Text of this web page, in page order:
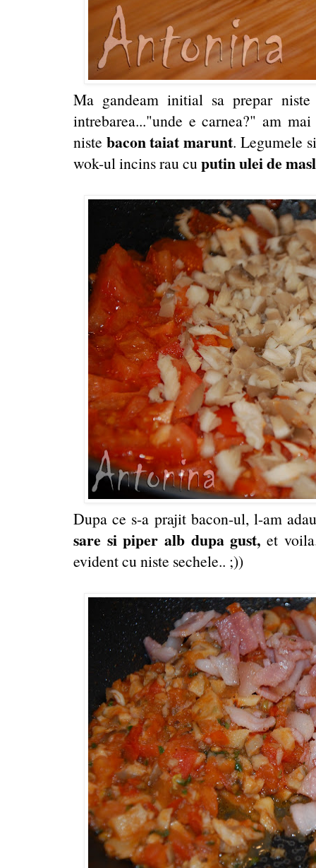
Ma gandeam initial sa prepar
intrebarea..."unde e carnea?" am
niste bacon taiat marunt. Legumele
wok-ul incins rau cuputin ulei de
Dupa ce s-a prajit bacon-ul, l-am
sare si piper alb dupa gust, et
evident cu niste sechele.. ;))